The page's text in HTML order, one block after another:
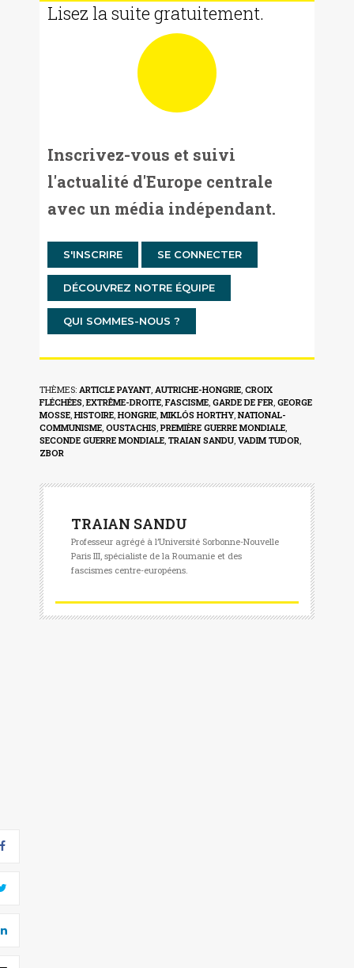
Lisez la suite gratuitement.
Inscrivez-vous et suivi
l'actualité d'Europe centrale
avec un média indépendant.
S'INSCRIRE SE CONNECTER
DÉCOUVREZ NOTRE ÉQUIPE
QUI SOMMES-NOUS ?
THÈMES: ARTICLE PAYANT AUTRICHE-HONGRIE CROIX
FLÉCHÉES ,EXTRÊME-DROITE ,FASCISME GARDE DE FER GEORGE
MOSSE ,HISTOIRE ,HONGRIE ,MIKLÓS HORTHY,NATIONAL-
COMMUNISME OUSTACHIS ,PREMIÈRE GUERRE MONDIALE
SECONDE GUERRE MONDIALE TRAIAN SANDU VADIM TUDOR
ZBOR
TRAIAN SANDU
Professeur agrégé à l’Université Sorbonne-Nouvelle
Paris III, spécialiste de la Roumanie et des
fascismes centre-européens.